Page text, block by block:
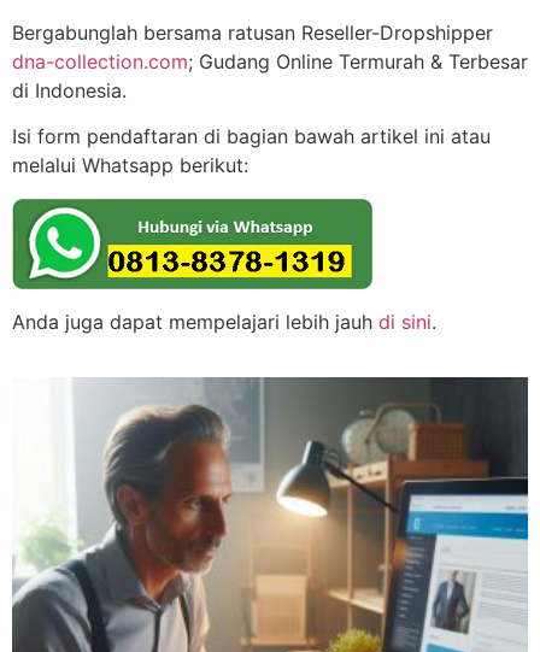
Bergabunglah bersama ratusan Reseller-Dropshipper
dna-collection.com; Gudang Online Termurah & Terbesar
di Indonesia.
Isi form pendaftaran di bagian bawah artikel ini atau
melalui Whatsapp berikut:
Anda juga dapat mempelajari lebih jauh di sini.